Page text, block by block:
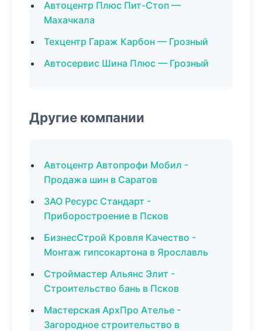
Автоцентр Плюс Пит-Стоп —
Махачкала
Техцентр Гараж Карбон — Грозный
Автосервис Шина Плюс — Грозный
Другие компании
Автоцентр Автопрофи Мобил -
Продажа шин в Саратов
ЗАО Ресурс Стандарт -
Приборостроение в Псков
БизнесСтрой Кровля Качество -
Монтаж гипсокартона в Ярославль
Строймастер Альянс Элит -
Строительство бань в Псков
Мастерская АрхПро Ателье -
Загородное строительство в